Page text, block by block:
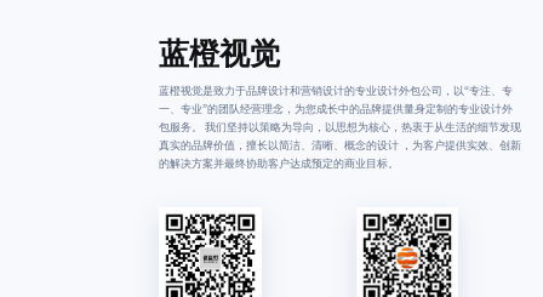
蓝橙视觉
蓝橙视觉是致力于品牌设计和营销设计的专业设计外包公司，以“专注、专
一、专业”的团队经营理念，为您成长中的品牌提供量身定制的专业设计外
包服务。 我们坚持以策略为导向，以思想为核心，热衷于从生活的细节发现
真实的品牌价值，擅长以简洁、清晰、概念的设计 ，为客户提供实效、创新
的解决方案并最终协助客户达成预定的商业目标。